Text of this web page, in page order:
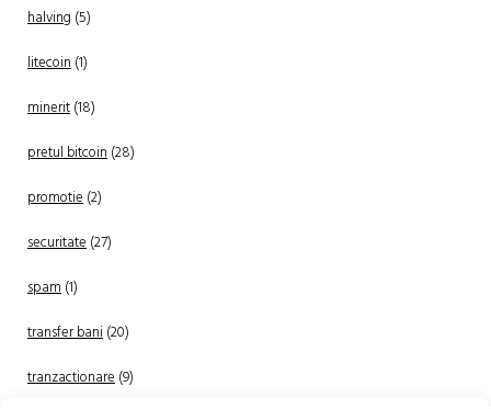
halving (5)
litecoin(1)
minerit(18)
pretul bitcoin(28)
promotie(2)
securitate(27)
spam(1)
transfer bani(20)
tranzactionare(9)